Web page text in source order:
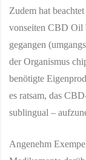
Zudem hat
vonseiten CBD Oil
gegangen
der Organismus
benötigte
es ratsam, das
sublingual –
Angenehm